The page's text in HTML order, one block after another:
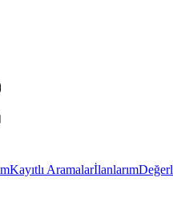
Kayıtlı Aramalarİlanlarım